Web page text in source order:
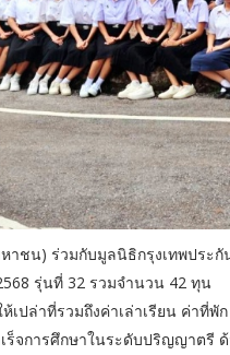
าชน) ร่วมกับมูลนิธิกรุงเทพประ
รุ่นที่ 32 รวมจำนวน 42 ทุน
เปล่าที่รวมถึงค่าเล่าเรียน ค่า
ร็จการศึกษาในระดับปริญญาตรี